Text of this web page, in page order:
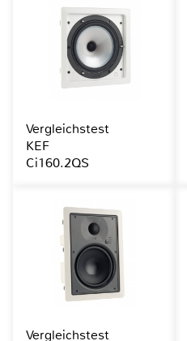
Vergleichstest
KEF
Ci160.2QS
Vergleichstest